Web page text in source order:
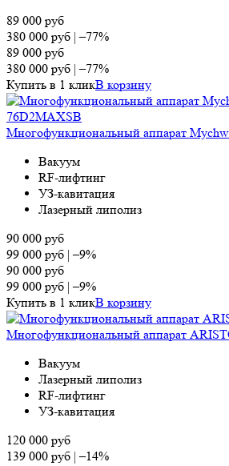
89 000 руб
380 000 руб |–77%
89 000 руб
380 000 руб |–77%
Купить в 1 кликВ корзину
Многофункциональный аппарат
Вакуум
RF-лифтинг
УЗ-кавитация
Лазерный липолиз
90 000 руб
99 000 руб |–9%
90 000 руб
99 000 руб |–9%
Купить в 1 кликВ корзину
Многофункциональный аппарат
Вакуум
Лазерный липолиз
RF-лифтинг
УЗ-кавитация
120 000 руб
139 000 руб |–14%